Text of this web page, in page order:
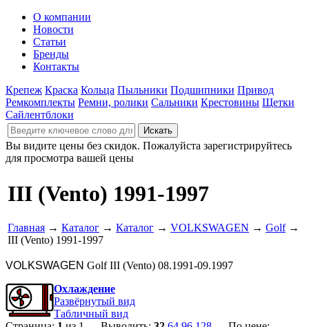
О компании
Новости
Статьи
Бренды
Контакты
Крепеж Краска Кольца Пыльники Подшипники Привод
Ремкомплекты Ремни, ролики Сальники Крестовины Щетки
Сайлентблоки
Вы видите цены без скидок. Пожалуйста зарегистрируйтесь
для просмотра вашей цены
III (Vento) 1991-1997
Главная → Каталог → Каталог → VOLKSWAGEN → Golf→
III (Vento) 1991-1997
VOLKSWAGEN Golf III (Vento) 08.1991-09.1997
Охлаждение
Развёрнутый вид
Табличный вид